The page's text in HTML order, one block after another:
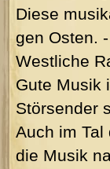
Diese
gen Osten.
Westliche
Gute Musik
Störsender
Auch im Tal
die Musik